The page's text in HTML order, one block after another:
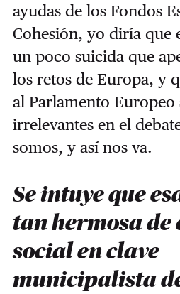
ayudas de los Fondos
Cohesión, yo diría que
un poco suicida que
los retos de Europa, y
al Parlamento Europeo
irrelevantes en el
somos, y así nos va.
Se intuye que
tan hermosa de
social en clave
municipalista